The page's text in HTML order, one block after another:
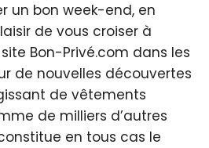
un bon week-end, en
de vous croiser à
Bon-Privé.com dans les
de nouvelles découvertes
de vêtements
de milliers d’autres
en tous cas le